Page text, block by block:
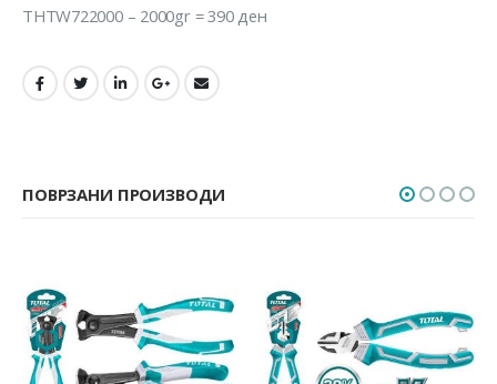
THTW722000 – 2000gr = 390 ден
ПОВРЗАНИ ПРОИЗВОДИ